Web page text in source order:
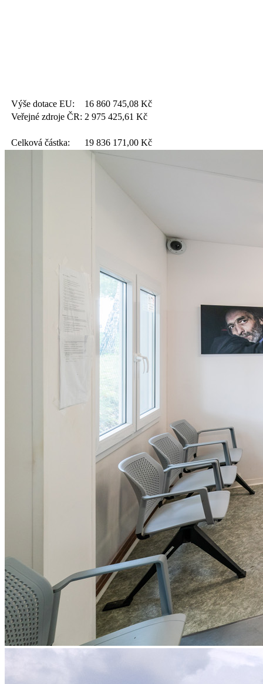
Výše dotace EU: 16 860 745,08 Kč
Veřejné zdroje ČR: 2 975 425,61 Kč
Celková částka: 19 836 171,00 Kč